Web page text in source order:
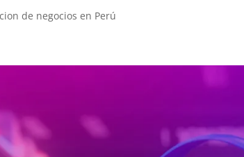
de negocios en Perú